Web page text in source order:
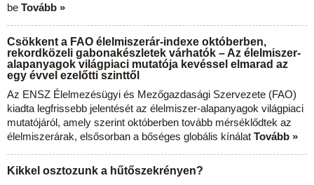
be Tovább »
Csökkent a FAO élelmiszerár-indexe októberben,
rekordközeli gabonakészletek várhatók – Az élelmiszer-
alapanyagok világpiaci mutatója kevéssel elmarad az
egy évvel ezelőtti szinttől
Az ENSZ Élelmezésügyi és Mezőgazdasági Szervezete (FAO)
kiadta legfrissebb jelentését az élelmiszer-alapanyagok világpiaci
mutatójáról, amely szerint októberben tovább mérséklődtek az
élelmiszerárak, elsősorban a bőséges globális kínálat Tovább »
Kikkel osztozunk a hűtőszekrényen?